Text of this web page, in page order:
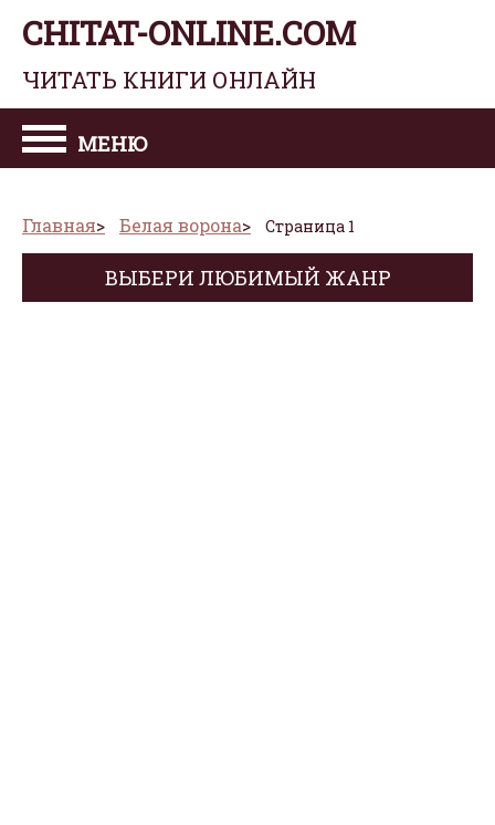
CHITAT-ONLINE.COM
ЧИТАТЬ КНИГИ ОНЛАЙН
МЕНЮ
Главная Белая ворона Страница 1
ВЫБЕРИ ЛЮБИМЫЙ ЖАНР